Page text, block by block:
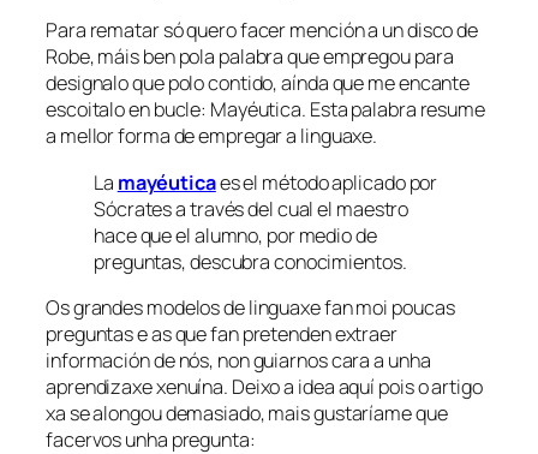
Para rematar só quero facer mención a un disco de
Robe, máis ben pola palabra que empregou para
designalo que polo contido, aínda que me encante
escoitalo en bucle: Mayéutica. Esta palabra resume
a mellor forma de empregar a linguaxe.
La mayéuticaes el método aplicado por
Sócrates a través del cual el maestro
hace que el alumno, por medio de
preguntas, descubra conocimientos.
Os grandes modelos de linguaxe fan moi poucas
preguntas e as que fan pretenden extraer
información de nós, non guiarnos cara a unha
aprendizaxe xenuína. Deixo a idea aquí pois o artigo
xa se alongou demasiado, mais gustaríame que
facervos unha pregunta: